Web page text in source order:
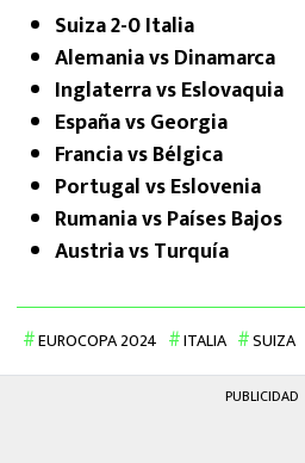
Suiza 2-0 Italia
Alemania vs Dinamarca
Inglaterra vs Eslovaquia
España vs Georgia
Francia vs Bélgica
Portugal vs Eslovenia
Rumania vs Países Bajos
Austria vs Turquía
EUROCOPA 2024 ITALIA SUIZA
PUBLICIDAD